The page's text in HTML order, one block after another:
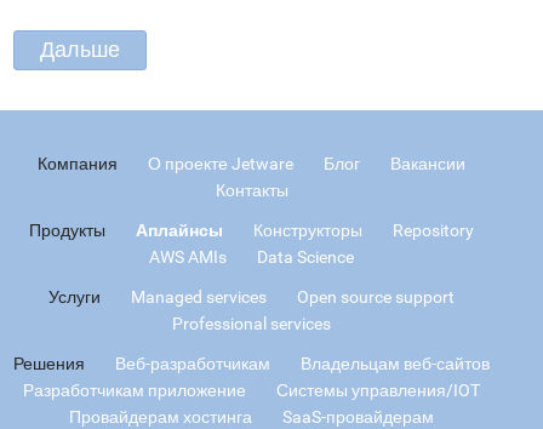
Компания О проекте Jetware Блог
Вакансии
Контакты
Продукты Аплайнсы Конструкторы
Repository
AWS AMIs
Data Science
Услуги Managed services
Open source support
Professional services
Решения Веб-разработчикам
Владельцам веб-сайтов
Разработчикам приложение
Системы управления/IOT
Провайдерам хостинга
SaaS-провайдерам